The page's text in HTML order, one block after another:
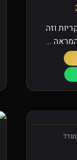
וזה
...